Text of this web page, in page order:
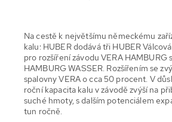
Na cestě k největšímu německému
kalu: HUBER dodává tři HUBER
pro rozšíření závodu VERA HAMBURG
HAMBURG WASSER. Rozšířením se
spalovny VERA o cca 50 procent. V
roční kapacita kalu v závodě zvýší na
suché hmoty, s dalším potenciálem
tun ročně.